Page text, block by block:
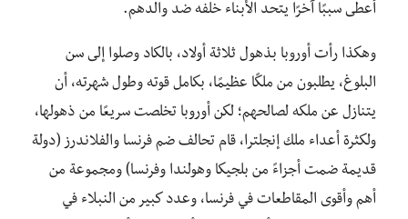
أعطى سببًا آخرًا يتحد الأبناء خلفه ضد والدهم.
وهكذا رأت أوروبا بذهول ثلاثة أولاد، بالكاد وصلوا إلى سن
البلوغ، يطلبون من ملكًا عظيمًا، بكامل قوته وطول شهرته، أن
يتنازل عن ملكه لصالحهم؛ لكن أوروبا تخلصت سريعًا من ذهولها،
ولكثرة أعداء ملك إنجلترا، قام تحالف ضم فرنسا والفلاندرز (دولة
قديمة ضمت أجزاءً من بلجيكا وهولندا وفرنسا) ومجموعة من
أهم وأقوى المقاطعات في فرنسا، وعدد كبير من النبلاء في